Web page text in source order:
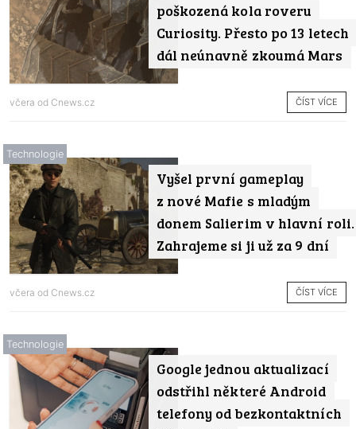
poškozená kola roveru
Curiosity. Přesto po 13 letech
dál neúnavně zkoumá Mars
včera od Cnews.cz ČÍST VÍCE
Vyšel první gameplay
z nové Mafie s mladým
donem Salierim v hlavní roli.
Zahrajeme si ji už za 9 dní
Technologie
včera od Cnews.cz ČÍST VÍCE
Google jednou aktualizací
odstřihl některé Android
telefony od bezkontaktních
Technologie